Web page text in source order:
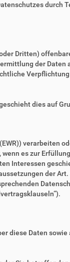
durch
Dritten)
der Daten
dies auf
verarbeiten
es zur
Interessen
der Art.
diese Daten